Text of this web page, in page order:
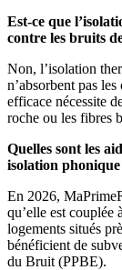
Est-ce que
contre les bruits
Non, l’isolation
n’absorbent pas
efficace nécessite
roche ou les fibres
Quelles sont les
isolation phonique
En 2026,
qu’elle est couplée
logements situés
bénéficient de
du Bruit (PPBE).